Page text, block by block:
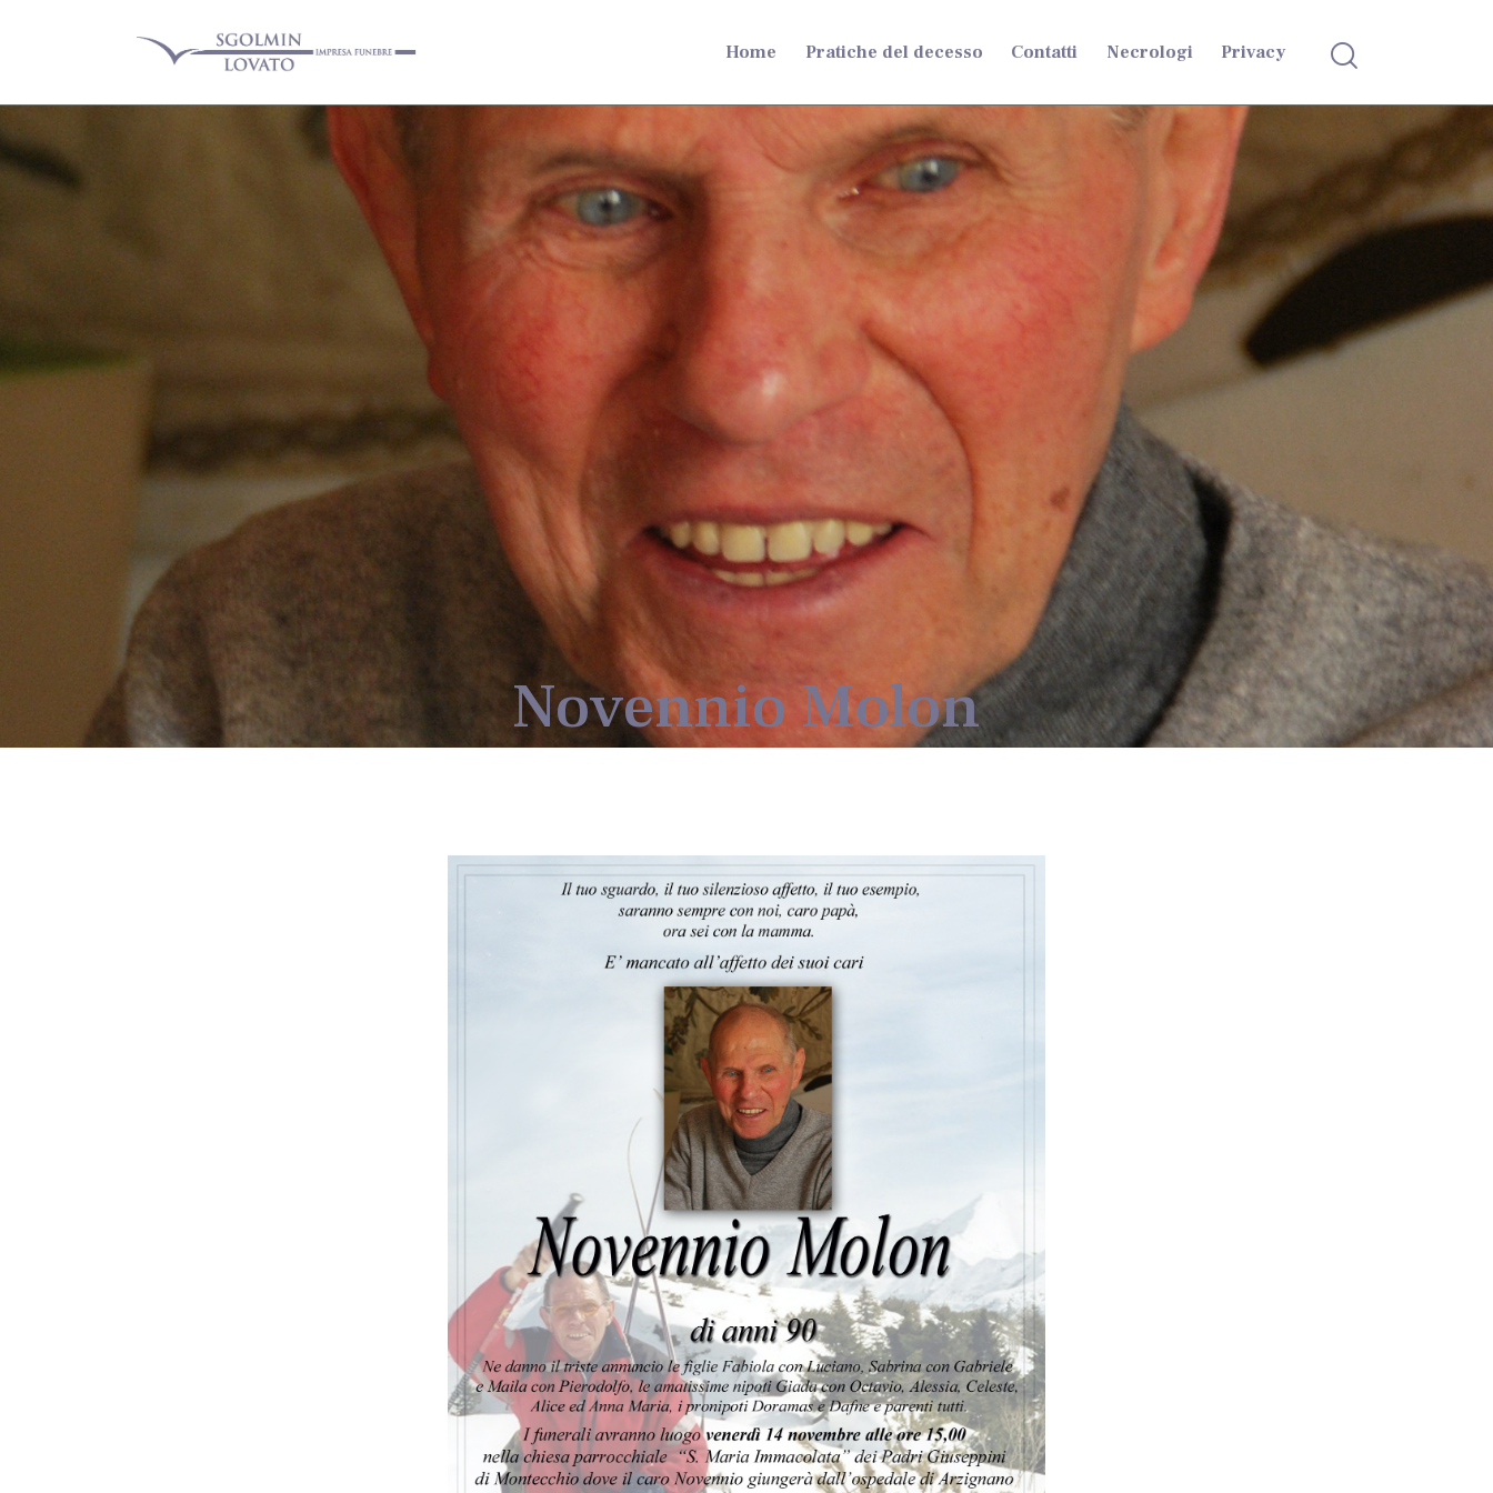
Home Pratiche del decesso Contatti Necrologi Privacy
Novennio Molon